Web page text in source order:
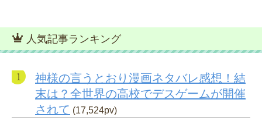
人気記事ランキング
神様の言うとおり漫画ネタバレ感想！結
末は？全世界の高校でデスゲームが開催
されて (17,524pv)